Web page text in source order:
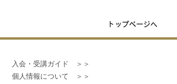
トップページへ
入会・受講ガイド　＞＞
個人情報について　＞＞